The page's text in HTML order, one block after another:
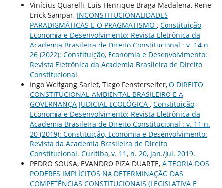
Vinícius Quarelli, Luis Henrique Braga Madalena, Rene
Erick Sampar, INCONSTITUCIONALIDADES
PARADIGMÁTICAS E O PRAGMATISMO , Constituição,
Economia e Desenvolvimento: Revista Eletrônica da
Academia Brasileira de Direito Constitucional : v. 14 n.
26 (2022): Constituição, Economia e Desenvolvimento:
Revista Eletrônica da Academia Brasileira de Direito
Constitucional
Ingo Wolfgang Sarlet, Tiago Fensterseifer, O DIREITO
CONSTITUCIONAL-AMBIENTAL BRASILEIRO E A
GOVERNANÇA JUDICIAL ECOLÓGICA , Constituição,
Economia e Desenvolvimento: Revista Eletrônica da
Academia Brasileira de Direito Constitucional : v. 11 n.
20 (2019): Constituição, Economia e Desenvolvimento:
Revista da Academia Brasileira de Direito
Constitucional. Curitiba, v. 11, n. 20, jan./jul. 2019.
PEDRO SOUSA, EVANDRO PIZA DUARTE, A TEORIA DOS
PODERES IMPLÍCITOS NA DETERMINAÇÃO DAS
COMPETÊNCIAS CONSTITUCIONAIS (LEGISLATIVA E